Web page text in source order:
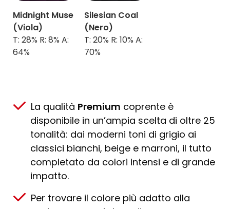
Midnight Muse
(Viola)
T: 28% R: 8% A:
64%
Silesian Coal
(Nero)
T: 20% R: 10% A:
70%
La qualità Premium coprente è
disponibile in un’ampia scelta di oltre 25
tonalità: dai moderni toni di grigio ai
classici bianchi, beige e marroni, il tutto
completato da colori intensi e di grande
impatto.
Per trovare il colore più adatto alla